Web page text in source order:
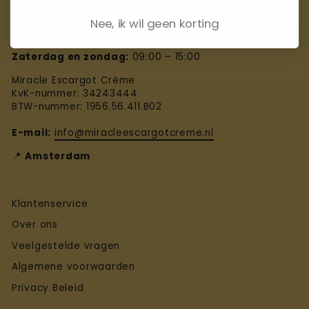
Maandag – vrijdag:09:00 – 18:00
Zaterdag en zondag: 09:00 – 15:00
Miracle Escargot Crème
KvK-nummer: 34243444
BTW-nummer: 1956.56.411.B02
E-mail: info@miracleescargotcreme.nl
📍Amsterdam
Klantenservice
Over ons
Veelgestelde vragen
Algemene voorwaarden
Privacy Beleid
Nee, ik wil geen korting